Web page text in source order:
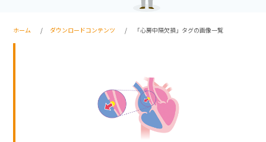
ホーム ダウンロードコンテンツ 「心房中隔欠損」タグの画像一覧